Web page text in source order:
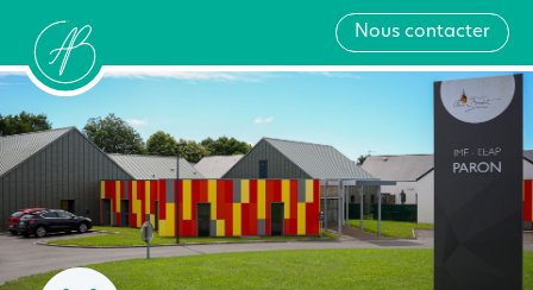
Nous contacter